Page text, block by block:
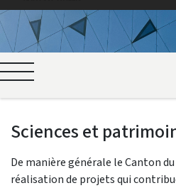
Sciences et
De manière générale le Canton
réalisation de projets qui